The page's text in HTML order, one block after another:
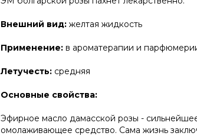
Внешний вид:желтая жидкость
Применение:в ароматерапии и
Летучесть:средняя
Основные свойства:
Эфирное масло дамасской розы -
омолаживающее средство. Сама жизнь